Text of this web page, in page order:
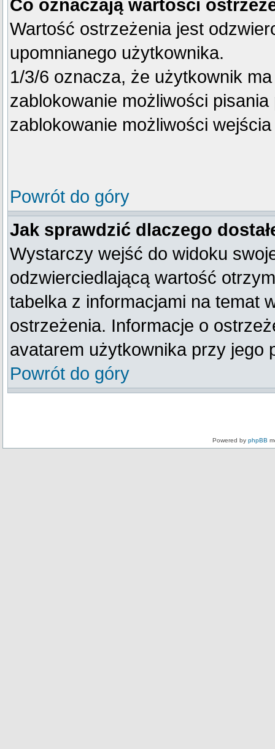
Co oznaczają wartości
Wartość ostrzeżenia jest
upomnianego użytkownika.
1/3/6 oznacza, że użytkownik
zablokowanie możliwości
zablokowanie możliwości
Powrót do góry
Jak sprawdzić dlaczego
Wystarczy wejść do widoku
odzwierciedlającą wartość
tabelka z informacjami na temat
ostrzeżenia. Informacje o
avatarem użytkownika przy jego
Powrót do góry
Powered by phpBB